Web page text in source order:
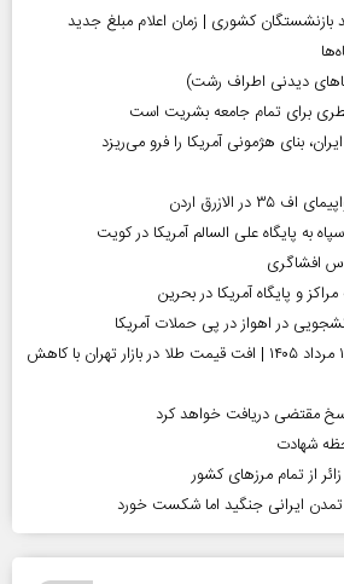
بازنشستگان کشوری | زمان اعلام مبلغ جدید
دیدنی اطراف رشت)
برای تمام جامعه بشریت است
بنای هژمونی آمریکا را فرو می‌ریزد
الازرق اردن
به پایگاه علی السالم آمریکا در کویت
افشاگری
و پایگاه‌ آمریکا در بحرین
در اهواز در پی حملات آمریکا
قیمت طلا و سکه امروز ۱۱ مرداد ۱۴۰۵ | افت قیمت طلا در بازار تهران با کاهش
مقتضی دریافت خواهد کرد
شهادت
ایرانی جنگید اما شکست خورد